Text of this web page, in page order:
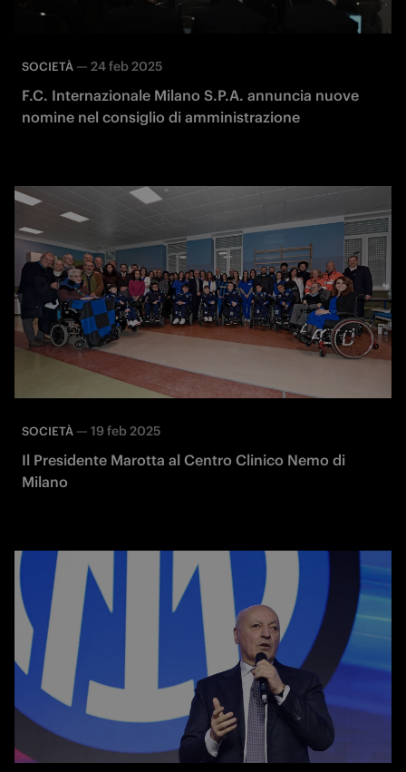
SOCIETÀ — 24 feb 2025
F.C. Internazionale Milano S.P.A. annuncia nuove
nomine nel consiglio di amministrazione
SOCIETÀ — 19 feb 2025
Il Presidente Marotta al Centro Clinico Nemo di
Milano